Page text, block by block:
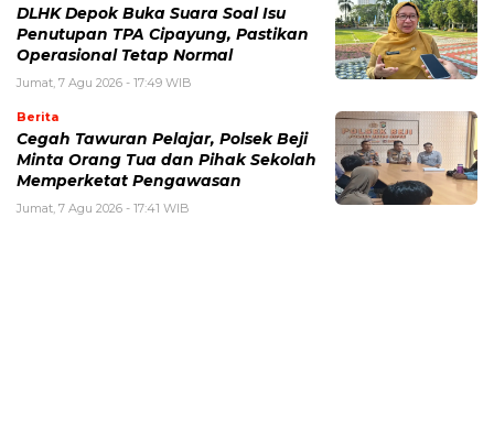
DLHK Depok Buka Suara Soal Isu
Penutupan TPA Cipayung, Pastikan
Operasional Tetap Normal
Jumat, 7 Agu 2026 - 17:49 WIB
Berita
Cegah Tawuran Pelajar, Polsek Beji
Minta Orang Tua dan Pihak Sekolah
Memperketat Pengawasan
Jumat, 7 Agu 2026 - 17:41 WIB